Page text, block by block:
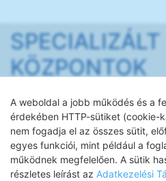
A weboldal a jobb működés és a
érdekében HTTP-sütiket (cookie-
nem fogadja el az összes sütit,
egyes funkciói, mint például a
működnek megfelelően. A sütik
részletes leírást az Adatkezelési
SPECIALIZÁLT
KÖZPONTOK